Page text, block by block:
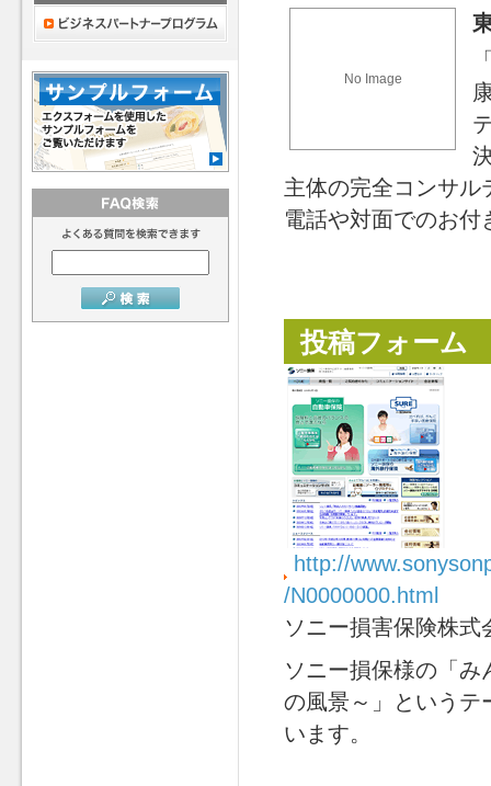
No Image
主体の完全コンサル
電話や対面でのお
投稿フォーム
http://
/N0000000.html
ソニー損害保険株式
ソニー損保様の「
の風景～」というテ
います。